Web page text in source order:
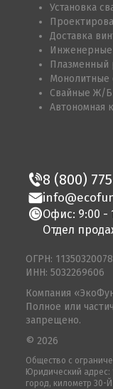
Установка
Доставка
Инженерные
Плазменный
Монолитные
Свайные Ж/
Автономная
8 (800)
Офис: 9:00 -
Отдел
Общество с
Юридический адрес:
город, километр 30-
ОГРН:
ИНН: 5032269606
Компания
Полное или
запрещено.
© 2026